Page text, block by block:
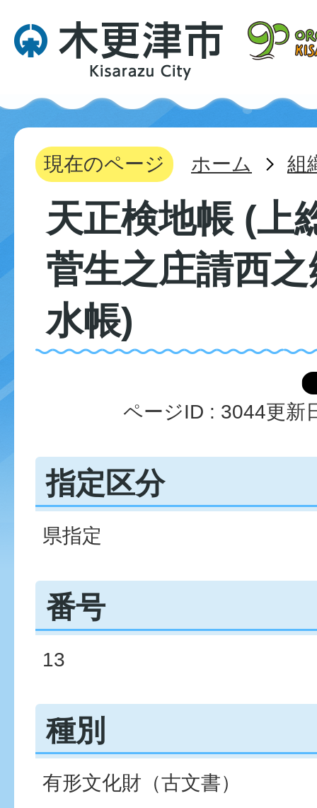
現在のページ ホーム 組
天正検地帳 (上
菅生之庄請西
水帳)
ページID : 3044更新
指定区分
県指定
番号
13
種別
有形文化財（古文書）